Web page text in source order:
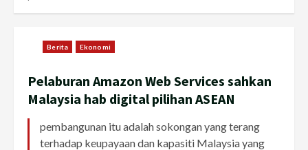
Berita Ekonomi
Pelaburan Amazon Web Services sahkan
Malaysia hab digital pilihan ASEAN
pembangunan itu adalah sokongan yang terang
terhadap keupayaan dan kapasiti Malaysia yang